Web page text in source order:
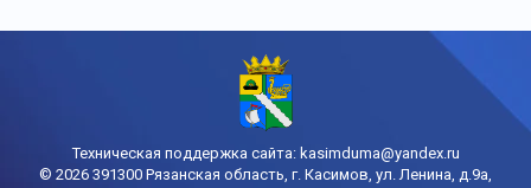
Техническая поддержка сайта: kasimduma@yandex.ru
© 2026 391300 Рязанская область, г. Касимов, ул. Ленина, д.9а,